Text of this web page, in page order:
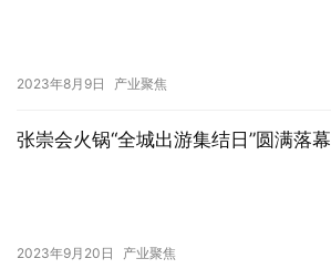
2023年8月9日 产业聚焦
张崇会火锅“全城出游集结日”圆满落幕
2023年9月20日 产业聚焦